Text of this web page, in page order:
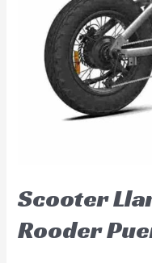
Scooter
Rooder